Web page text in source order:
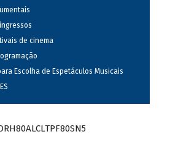
de cinema
Escolha de Espetáculos Musicais